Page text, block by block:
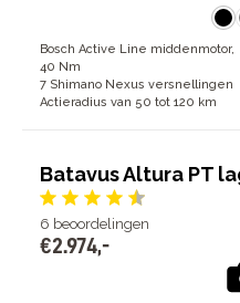
Bosch Active Line middenmotor,
40 Nm
7 Shimano Nexus versnellingen
Actieradius van 50 tot 120 km
Batavus Altura PT
6 beoordelingen
€2.974,-